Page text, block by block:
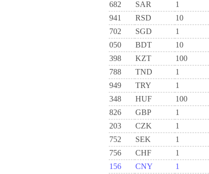
682
SAR 1
941
RSD 10
702
SGD 1
050
BDT 10
398
KZT 100
788
TND 1
949
TRY 1
348
HUF 100
826
GBP 1
203
CZK 1
752
SEK 1
756
CHF 1
156
CNY 1